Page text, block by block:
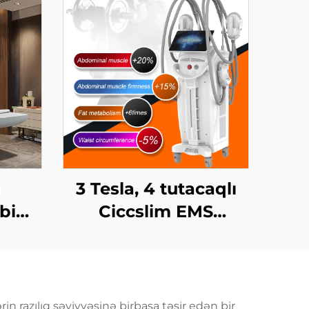
3 Tesla, 4 tutacaqlı
Ciccslim EMS
Stimulyasiya
razılıq səviyyəsinə birbaşa təsir edən bir